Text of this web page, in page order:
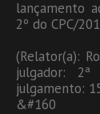
lançamento
2º do CPC/
(Relator(a):
julgador:
julgamento:
&#160